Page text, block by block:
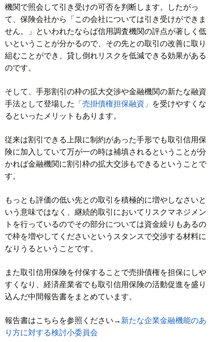
機関で照会して引き受けの可否を判断します。したがっ
て、保険会社から「この会社については引き受けができま
せん。」といわれたならば信用調査機関の評点が著しく低
いということが分かるので、その先との取引の改善に取り
組むことができ、貸し倒れリスクを低減できる効果がある
のです。
そして、手形割引の枠の拡大交渉や金融機関の新たな融資
手法として登場した
「売掛債権担保融資」
を受けやすくな
るといったメリットもあります。
従来は割引できる上限に制約があった手形でも取引信用保
険に加入していて万が一の時は補填されるということが分
かれば金融機関に割引枠の拡大交渉もできるということで
す。
もっとも評価の低い先との取引を積極的に増やしなさいと
いう意味ではなく、継続的取引においてリスクマネジメン
トを行っているのでその部分については資金繰りもあるの
で枠を増やしてくださいというスタンスで交渉する材料に
なりうるということです。
また取引信用保険を付保することで売掛債権を担保にしや
すくなり、経済産業省でも取引信用保険の活動促進を盛り
込んだ中間報告書をまとめています。
報告書はこちらを参照ください→ 新たな企業金融機能のあ
り方に対する検討小委員会